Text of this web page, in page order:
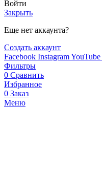
Войти
Закрыть
Еще нет аккаунта?
Создать аккаунт
Facebook InstagramYouTube
Фильтры
0 Сравнить
Избранное
0 Заказ
Меню